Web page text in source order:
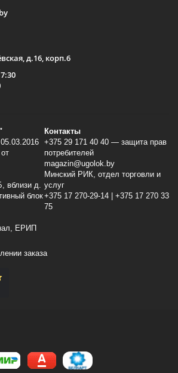
д.16, корп.6
вблизи д.
блок
Контакты
+375 29 171 40 40 — защита прав
потребителей
magazin@ugolok.by
Минский РИК, отдел торговли и
услуг
+375 17 270-29-14 | +375 17 270 33
75
ЕРИП
заказа